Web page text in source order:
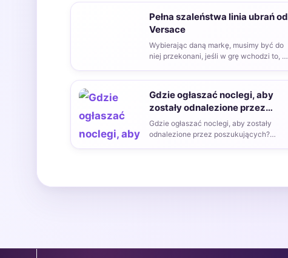
Pełna szaleństwa linia ubrań od
Versace
Wybierając daną markę, musimy być do
niej przekonani, jeśli w grę wchodzi to, co
Gdzie ogłaszać noclegi, aby
zostały odnalezione przez
poszukujących?
Gdzie ogłaszać noclegi, aby zostały
odnalezione przez poszukujących?